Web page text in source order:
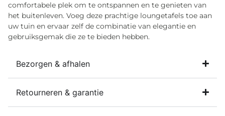
comfortabele plek om te ontspannen en te genieten van
het buitenleven. Voeg deze prachtige loungetafels toe aan
uw tuin en ervaar zelf de combinatie van elegantie en
gebruiksgemak die ze te bieden hebben.
Bezorgen & afhalen
Retourneren & garantie